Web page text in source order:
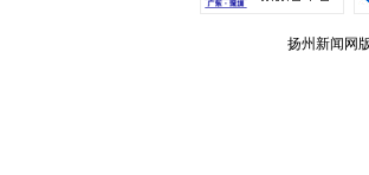
扬州新闻网